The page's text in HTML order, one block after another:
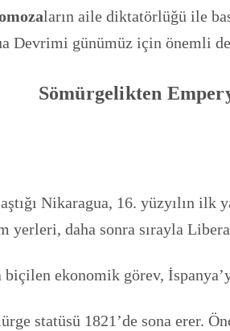
ların aile diktatörlüğü ile
Devrimi günümüz için önemli
Sömürgelikten
Nikaragua, 16. yüzyılın
daha sonra sırayla
ekonomik görev,
statüsü 1821’de sona erer.